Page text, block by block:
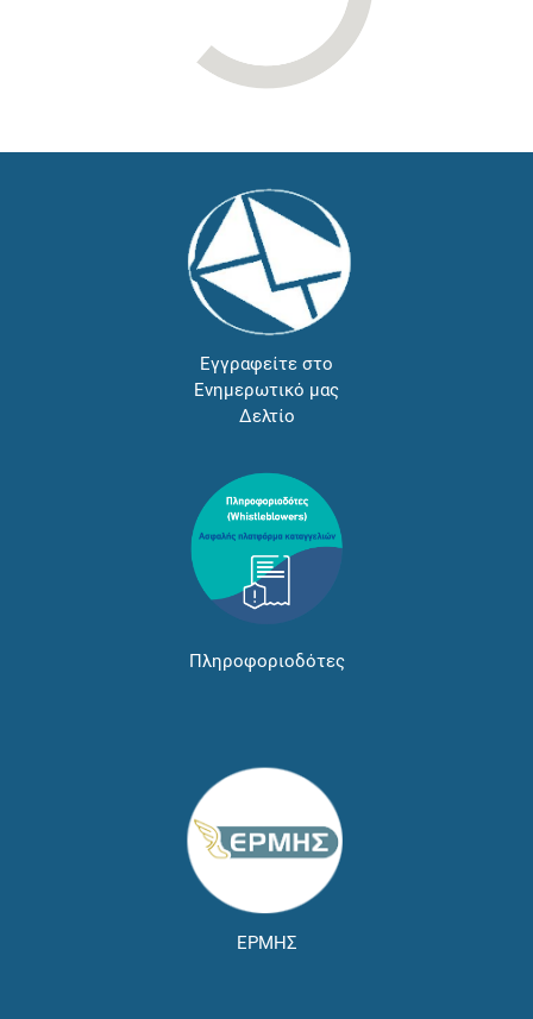
Εγγραφείτε στο
Ενημερωτικό μας
Δελτίο
Πληροφοριοδότες
ΕΡΜΗΣ